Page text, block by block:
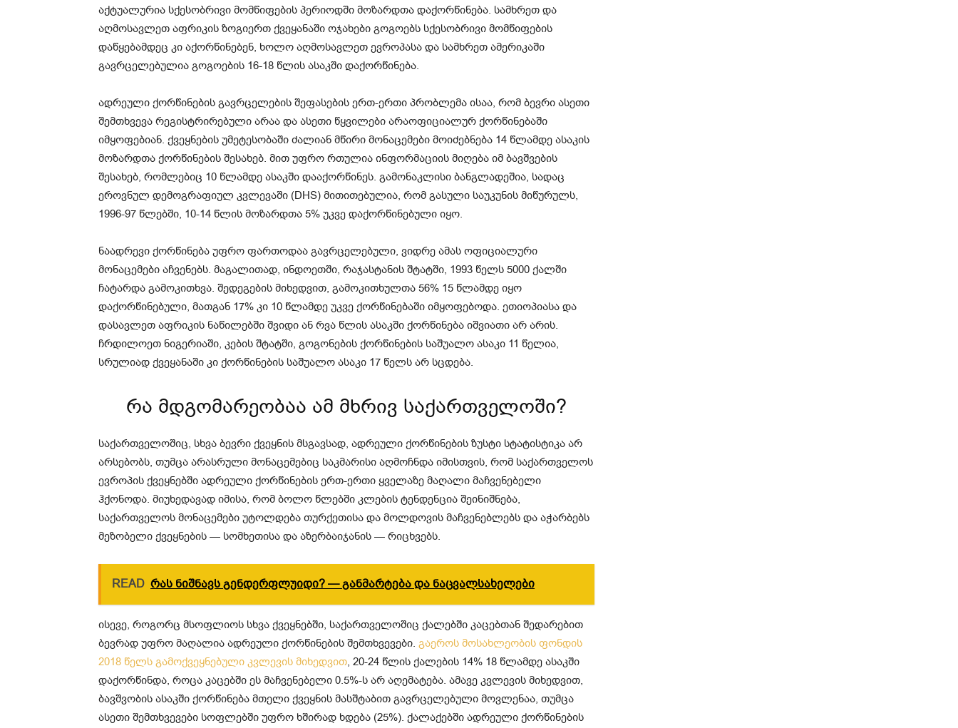
აქტუალურია სქესობრივი მომწიფების პერიოდში მოზარდთა დაქორწინება. სამხრეთ და
აღმოსავლეთ აფრიკის ზოგიერთ ქვეყანაში ოჯახები გოგოებს სქესობრივი მომწიფების
დაწყებამდეც კი აქორწინებენ, ხოლო აღმოსავლეთ ევროპასა და სამხრეთ ამერიკაში
გავრცელებულია გოგოების 16-18 წლის ასაკში დაქორწინება.
ადრეული ქორწინების გავრცელების შეფასების ერთ-ერთი პრობლემა ისაა, რომ ბევრი ასეთი
შემთხვევა რეგისტრირებული არაა და ასეთი წყვილები არაოფიციალურ ქორწინებაში
იმყოფებიან. ქვეყნების უმეტესობაში ძალიან მწირი მონაცემები მოიძებნება 14 წლამდე ასაკის
მოზარდთა ქორწინების შესახებ. მით უფრო რთულია ინფორმაციის მიღება იმ ბავშვების
შესახებ, რომლებიც 10 წლამდე ასაკში დააქორწინეს. გამონაკლისი ბანგლადეშია, სადაც
ეროვნულ დემოგრაფიულ კვლევაში (DHS) მითითებულია, რომ გასული საუკუნის მიწურულს,
1996-97 წლებში, 10-14 წლის მოზარდთა 5% უკვე დაქორწინებული იყო.
ნაადრევი ქორწინება უფრო ფართოდაა გავრცელებული, ვიდრე ამას ოფიციალური
მონაცემები აჩვენებს. მაგალითად, ინდოეთში, რაჯასტანის შტატში, 1993 წელს 5000 ქალში
ჩატარდა გამოკითხვა. შედეგების მიხედვით, გამოკითხულთა 56% 15 წლამდე იყო
დაქორწინებული, მათგან 17% კი 10 წლამდე უკვე ქორწინებაში იმყოფებოდა. ეთიოპიასა და
დასავლეთ აფრიკის ნაწილებში შვიდი ან რვა წლის ასაკში ქორწინება იშვიათი არ არის.
ჩრდილოეთ ნიგერიაში, კების შტატში, გოგონების ქორწინების საშუალო ასაკი 11 წელია,
სრულიად ქვეყანაში კი ქორწინების საშუალო ასაკი 17 წელს არ სცდება.
რა მდგომარეობაა ამ მხრივ საქართველოში?
საქართველოშიც, სხვა ბევრი ქვეყნის მსგავსად, ადრეული ქორწინების ზუსტი სტატისტიკა არ
არსებობს, თუმცა არასრული მონაცემებიც საკმარისი აღმოჩნდა იმისთვის, რომ საქართველოს
ევროპის ქვეყნებში ადრეული ქორწინების ერთ-ერთი ყველაზე მაღალი მაჩვენებელი
ჰქონოდა. მიუხედავად იმისა, რომ ბოლო წლებში კლების ტენდენცია შეინიშნება,
საქართველოს მონაცემები უტოლდება თურქეთისა და მოლდოვის მაჩვენებლებს და აჭარბებს
მეზობელი ქვეყნების — სომხეთისა და აზერბაიჯანის — რიცხვებს.
READ რას ნიშნავს გენდერფლუიდი? — განმარტება და ნაცვალსახელები
ისევე, როგორც მსოფლიოს სხვა ქვეყნებში, საქართველოშიც ქალებში კაცებთან შედარებით
ბევრად უფრო მაღალია ადრეული ქორწინების შემთხვევები. გაეროს მოსახლეობის ფონდის
2018 წელს გამოქვეყნებული კვლევის მიხედვით, 20-24 წლის ქალების 14% 18 წლამდე ასაკში
დაქორწინდა, როცა კაცებში ეს მაჩვენებელი 0.5%-ს არ აღემატება. ამავე კვლევის მიხედვით,
ბავშვობის ასაკში ქორწინება მთელი ქვეყნის მასშტაბით გავრცელებული მოვლენაა, თუმცა
ასეთი შემთხვევები სოფლებში უფრო ხშირად ხდება (25%). ქალაქებში ადრეული ქორწინების